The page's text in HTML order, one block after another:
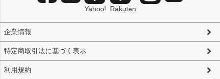
企業情報
特定商取引法に基づく表示
利用規約
Yahoo! Rakuten